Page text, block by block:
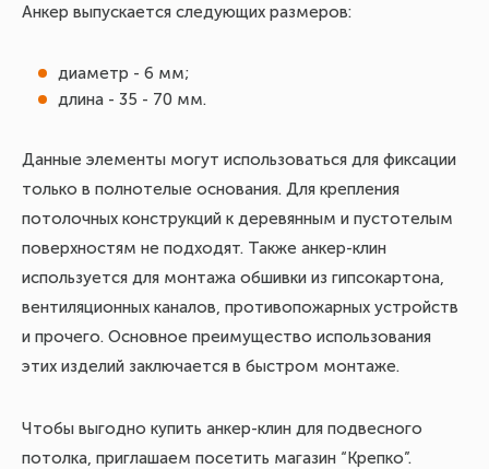
Анкер выпускается следующих размеров:
диаметр - 6 мм;
длина - 35 - 70 мм.
Данные элементы могут использоваться для фиксации
только в полнотелые основания. Для крепления
потолочных конструкций к деревянным и пустотелым
поверхностям не подходят. Также анкер-клин
используется для монтажа обшивки из гипсокартона,
вентиляционных каналов, противопожарных устройств
и прочего. Основное преимущество использования
этих изделий заключается в быстром монтаже.
Чтобы выгодно купить анкер-клин для подвесного
потолка, приглашаем посетить магазин “Крепко”.